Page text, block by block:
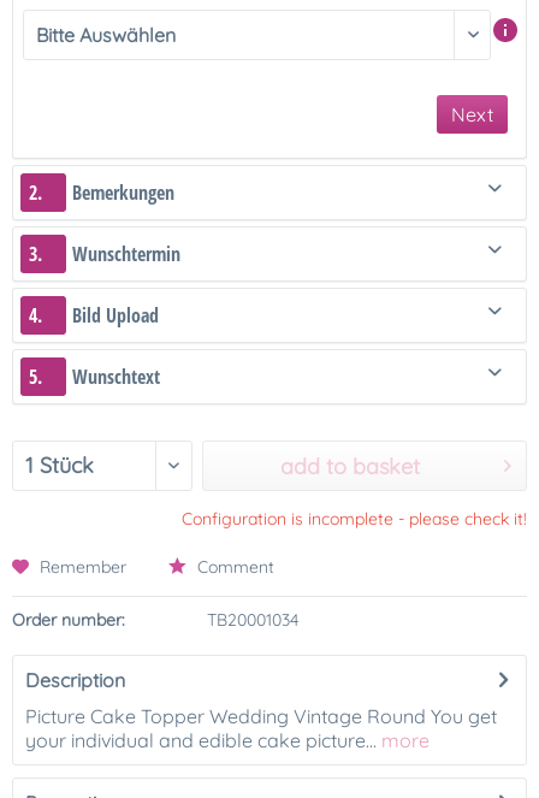
Next
2. Bemerkungen
3. Wunschtermin
4. Bild Upload
5. Wunschtext
add to basket
Configuration is incomplete - please check it!
Remember Comment
Order number: TB20001034
Description
Picture Cake Topper Wedding Vintage Round You get
your individual and edible cake picture... more